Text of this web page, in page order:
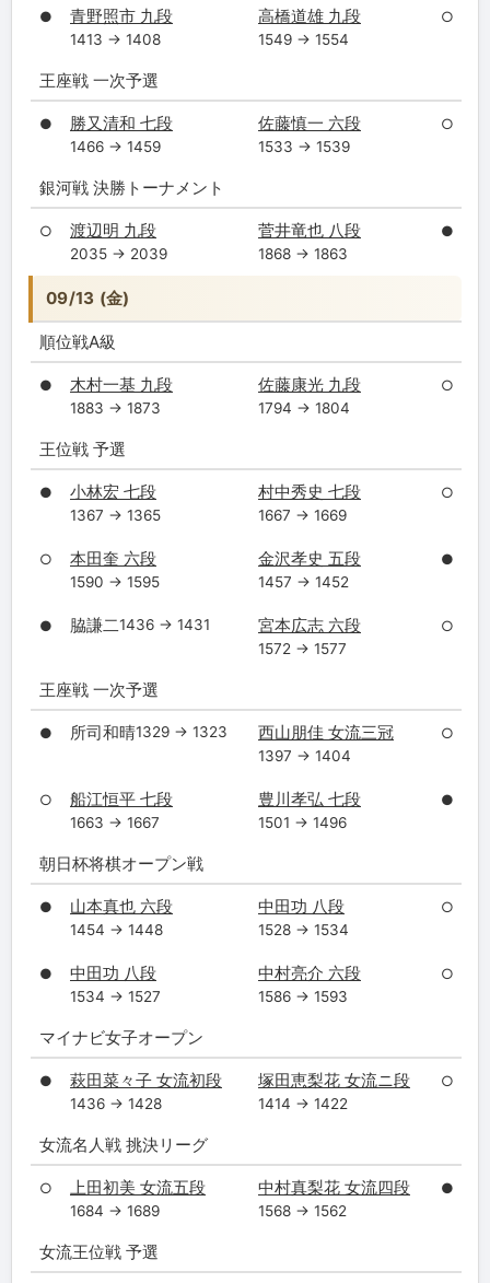
● 青野照市 九段
1413 → 1408
高橋道雄 九段
1549 → 1554
○
王座戦 一次予選
● 勝又清和 七段
1466 → 1459
佐藤慎一 六段
1533 → 1539
○
銀河戦 決勝トーナメント
○ 渡辺明 九段
2035 → 2039
菅井竜也 八段
1868 → 1863
●
09/13 (金)
順位戦A級
● 木村一基 九段
1883 → 1873
佐藤康光 九段
1794 → 1804
○
王位戦 予選
● 小林宏 七段
1367 → 1365
村中秀史 七段
1667 → 1669
○
○ 本田奎 六段
1590 → 1595
金沢孝史 五段
1457 → 1452
●
● 脇謙二1436 → 1431 宮本広志 六段
1572 → 1577
○
王座戦 一次予選
● 所司和晴1329 → 1323 西山朋佳 女流三冠
1397 → 1404
○
○ 船江恒平 七段
1663 → 1667
豊川孝弘 七段
1501 → 1496
●
朝日杯将棋オープン戦
● 山本真也 六段
1454 → 1448
中田功 八段
1528 → 1534
○
● 中田功 八段
1534 → 1527
中村亮介 六段
1586 → 1593
○
マイナビ女子オープン
● 萩田菜々子 女流初段
1436 → 1428
塚田恵梨花 女流ニ段
1414 → 1422
○
女流名人戦 挑決リーグ
○ 上田初美 女流五段
1684 → 1689
中村真梨花 女流四段
1568 → 1562
●
女流王位戦 予選